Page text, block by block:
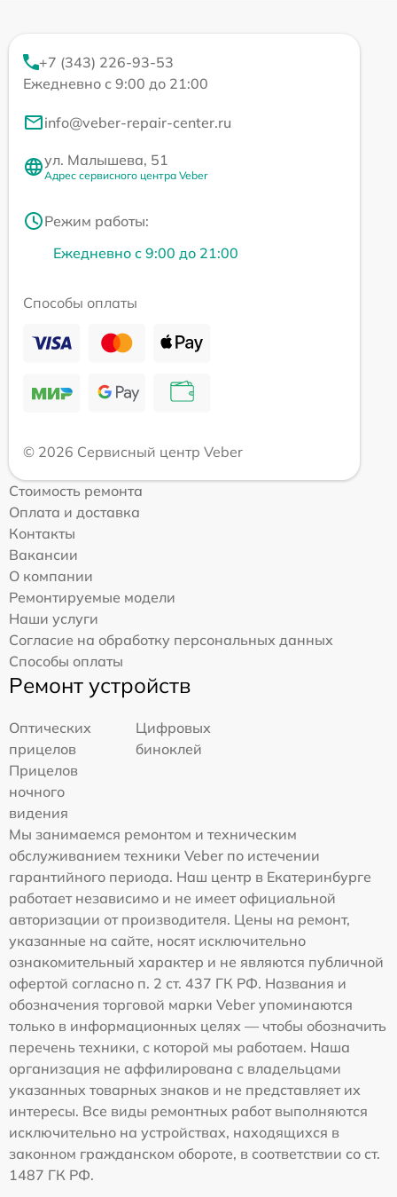
+7 (343) 226-93-53
Ежедневно с 9:00 до 21:00
info@veber-repair-center.ru
ул. Малышева, 51
Адрес сервисного центра Veber
Режим работы:
Ежедневно с 9:00 до 21:00
Способы оплаты
© 2026 Сервисный центр Veber
Стоимость ремонта
Оплата и доставка
Контакты
Вакансии
О компании
Ремонтируемые модели
Наши услуги
Согласие на обработку персональных данных
Способы оплаты
Ремонт устройств
Оптических
прицелов
Цифровых
биноклей
Прицелов
ночного
видения
Мы занимаемся ремонтом и техническим
обслуживанием техники Veber по истечении
гарантийного периода. Наш центр в Екатеринбурге
работает независимо и не имеет официальной
авторизации от производителя. Цены на ремонт,
указанные на сайте, носят исключительно
ознакомительный характер и не являются публичной
офертой согласно п. 2 ст. 437 ГК РФ. Названия и
обозначения торговой марки Veber упоминаются
только в информационных целях — чтобы обозначить
перечень техники, с которой мы работаем. Наша
организация не аффилирована с владельцами
указанных товарных знаков и не представляет их
интересы. Все виды ремонтных работ выполняются
исключительно на устройствах, находящихся в
законном гражданском обороте, в соответствии со ст.
1487 ГК РФ.